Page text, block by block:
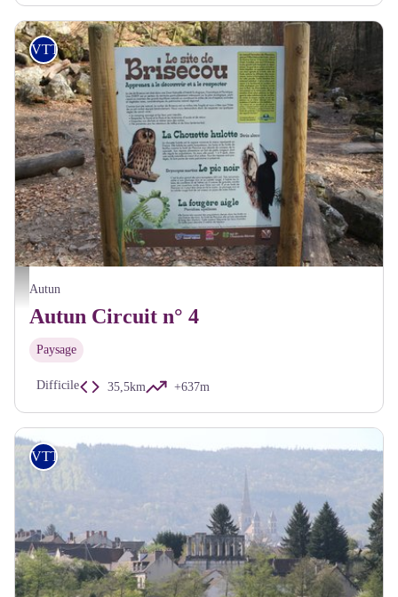
Site de Brisecou - A Millot Pnr Morvan
VTT
Autun
Autun Circuit n° 4
Paysage
Difficile 35,5km +637m
VTT